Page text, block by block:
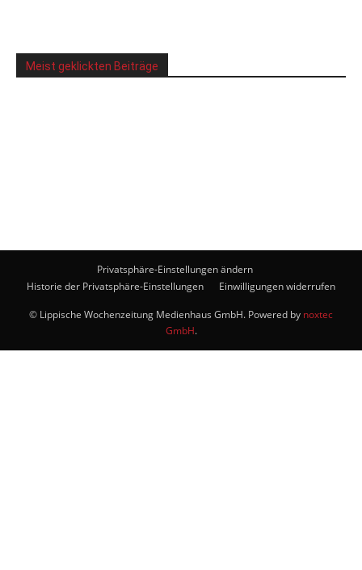
Meist geklickten Beiträge
Privatsphäre-Einstellungen ändern
Historie der Privatsphäre-Einstellungen
Einwilligungen widerrufen
© Lippische Wochenzeitung Medienhaus GmbH. Powered by noxtec
GmbH.